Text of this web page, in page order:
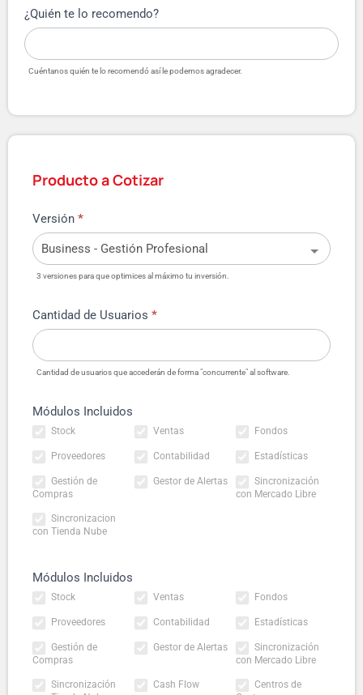
¿Quién te lo recomendo?
Cuéntanos quién te lo recomendó así le podemos agradecer.
Producto a Cotizar
Versión *
3 versiones para que optimices al máximo tu inversión.
Cantidad de Usuarios *
Cantidad de usuarios que accederán de forma "concurrente" al software.
Módulos Incluidos
Stock Ventas Fondos
Proveedores Contabilidad Estadísticas
Gestión de
Compras
Gestor de Alertas
Sincronización
con Mercado Libre
Sincronizacion
con Tienda Nube
Módulos Incluidos
Stock Ventas Fondos
Proveedores Contabilidad Estadísticas
Gestión de
Compras
Gestor de Alertas
Sincronización
con Mercado Libre
Sincronización
Cash Flow
Centros de